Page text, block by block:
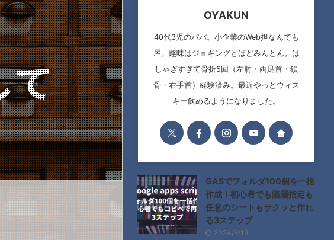
OYAKUN
40代3児のパパ。小企業のWeb担なんでも
屋。趣味はジョギングとばどみんとん。は
しゃぎすぎて骨折5回（左肘・両足首・鎖
骨・右手首）経験済み。最近やっとウィス
キー飲めるようになりました。
GASでフォルダ100個を一括
作成！初心者でも階層指定も
任意のシートもサクッと作れ
る3ステップ
2024/6/19